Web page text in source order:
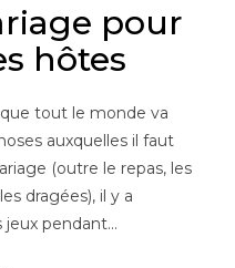
pour
hôtes
tout le monde va
auxquelles il faut
(outre le repas, les
dragées), il y a
pendant…